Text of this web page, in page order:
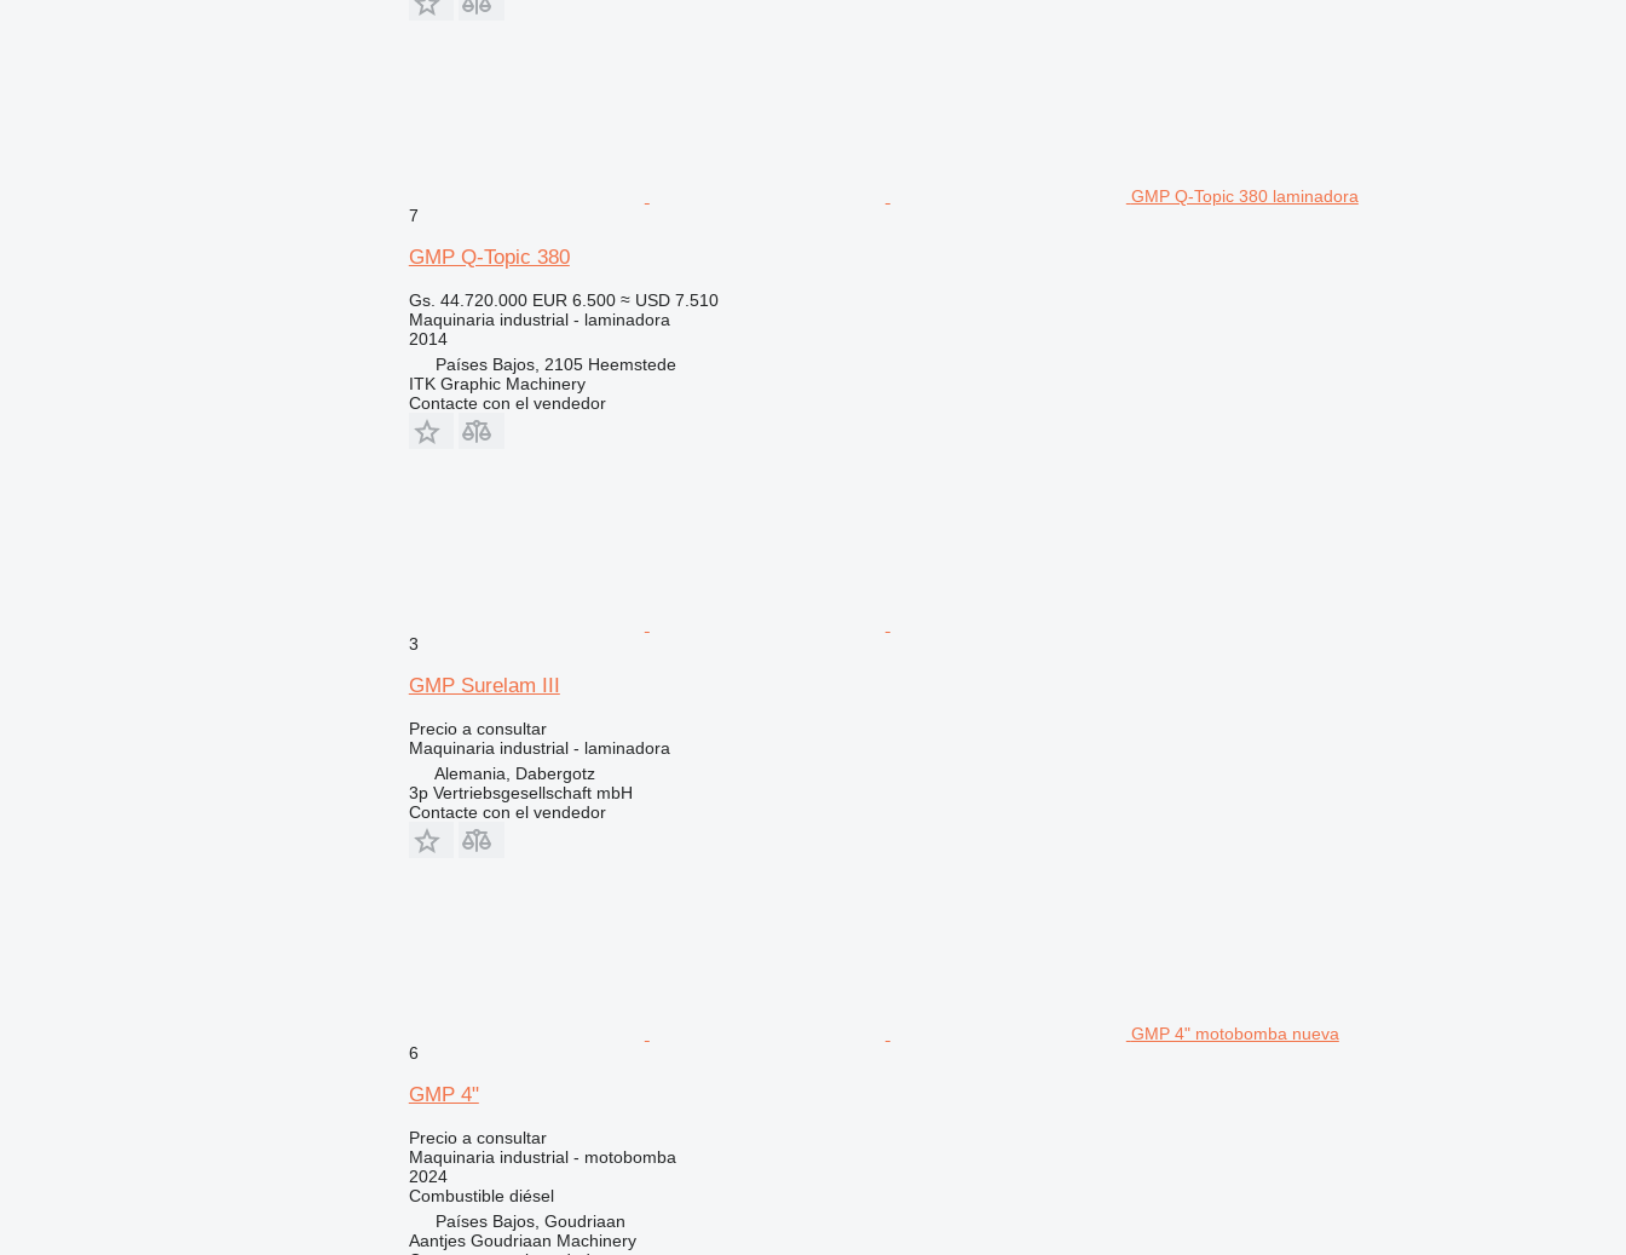
GMP Q-Topic 380 laminadora
7
GMP Q-Topic 380
Gs. 44.720.000 EUR 6.500 ≈ USD 7.510
Maquinaria industrial - laminadora
2014
Países Bajos, 2105 Heemstede
ITK Graphic Machinery
Contacte con el vendedor
3
GMP Surelam III
Precio a consultar
Maquinaria industrial - laminadora
Alemania, Dabergotz
3p Vertriebsgesellschaft mbH
Contacte con el vendedor
GMP 4" motobomba nueva
6
GMP 4"
Precio a consultar
Maquinaria industrial - motobomba
2024
Combustible diésel
Países Bajos, Goudriaan
Aantjes Goudriaan Machinery